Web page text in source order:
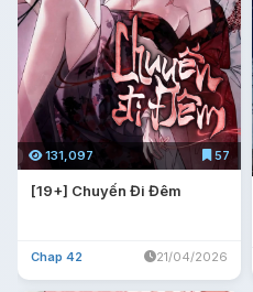
131,097 57
[19+] Chuyến Đi Đêm
Chap 42 21/04/2026